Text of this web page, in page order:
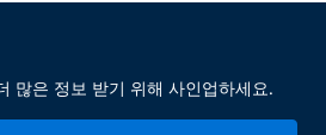
많은 정보 받기 위해 사인업하세요.